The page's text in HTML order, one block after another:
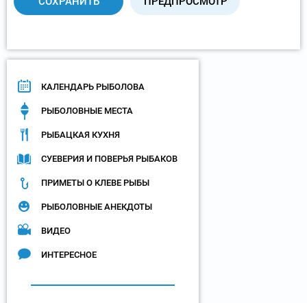
КАЛЕНДАРЬ РЫБОЛОВА
РЫБОЛОВНЫЕ МЕСТА
РЫБАЦКАЯ КУХНЯ
СУЕВЕРИЯ И ПОВЕРЬЯ РЫБАКОВ
ПРИМЕТЫ О КЛЕВЕ РЫБЫ
РЫБОЛОВНЫЕ АНЕКДОТЫ
ВИДЕО
ИНТЕРЕСНОЕ